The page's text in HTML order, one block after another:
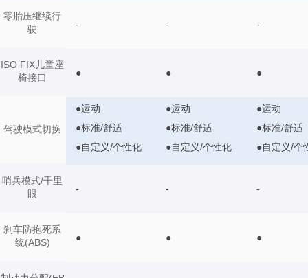
零胎压继续行
驶
ISO FIX儿童座
椅接口
驾驶模式切换
哨兵模式/千里
眼
刹车防抱死系
统(ABS)
- - -
● ● ●
●运动
●标准/舒适
●自定义/个性化
●运动
●标准/舒适
●自定义/个性化
●运动
●标准/舒适
●自定义/个
- - -
● ● ●